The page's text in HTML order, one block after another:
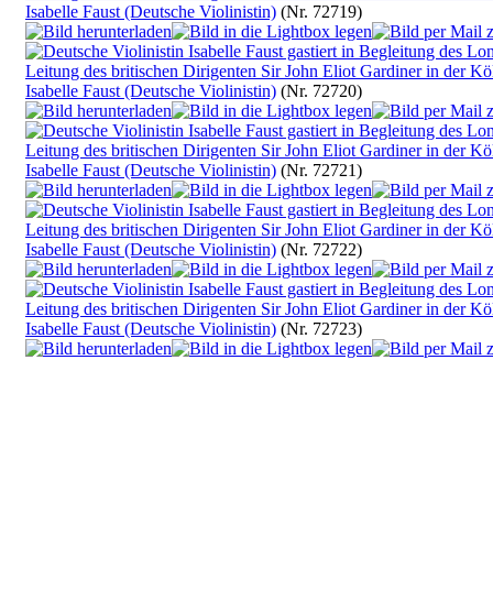
Isabelle Faust (Deutsche Violinistin) (Nr. 72719)
Isabelle Faust (Deutsche Violinistin) (Nr. 72720)
Isabelle Faust (Deutsche Violinistin) (Nr. 72721)
Isabelle Faust (Deutsche Violinistin) (Nr. 72722)
Isabelle Faust (Deutsche Violinistin) (Nr. 72723)